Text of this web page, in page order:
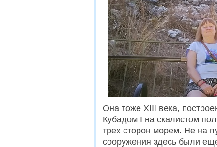
Она тоже ХІІІ века,
Кубадом I на скалистом
трех сторон морем. Не на
сооружения здесь были